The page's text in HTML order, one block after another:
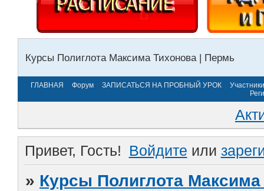
Курсы Полиглота Максима Тихонова | Пермь
ГЛАВНАЯ Форум ЗАПИСАТЬСЯ НА ПРОБНЫЙ УРОК
Участники
Привет, Гость! Войдите или
» Курсы Полиглота